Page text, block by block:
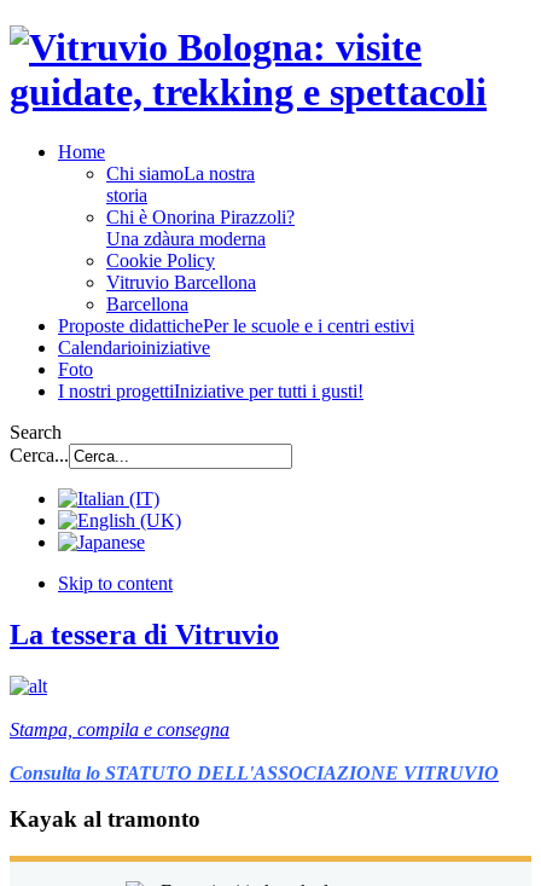
Home
Chi siamoLa nostra
storia
Chi è Onorina Pirazzoli?
Una zdàura moderna
Cookie Policy
Vitruvio Barcellona
Barcellona
Proposte didattichePer le scuole e i centri estivi
Calendarioiniziative
Foto
I nostri progettiIniziative per tutti i gusti!
Search
Cerca...
Skip to content
La tessera di Vitruvio
Stampa, compila e consegna
Consulta lo STATUTO DELL'ASSOCIAZIONE VITRUVIO
Kayak al tramonto